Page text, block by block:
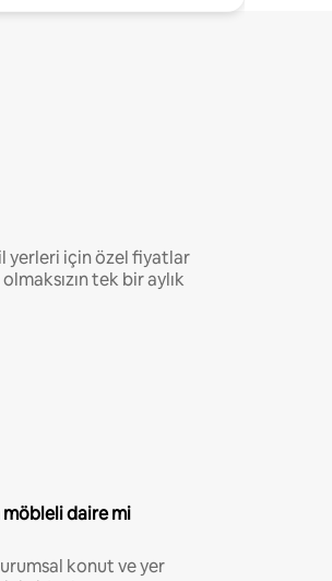
yerleri için özel fiyatlar
tek bir aylık
möbleli daire mi
konut ve yer